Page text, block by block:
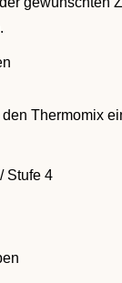
Thermomix
Stufe 4